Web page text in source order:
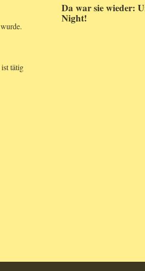
tätig
Da war sie wieder:
Night!